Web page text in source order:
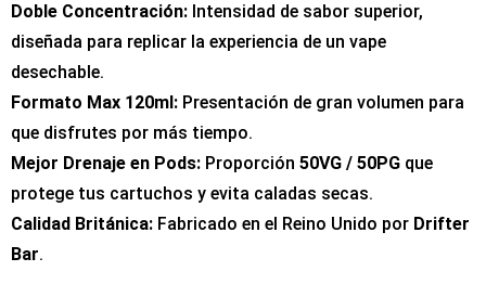
Doble Concentración: Intensidad de sabor superior,
diseñada para replicar la experiencia de un vape
desechable.
Formato Max 120ml: Presentación de gran volumen para
que disfrutes por más tiempo.
Mejor Drenaje en Pods: Proporción 50VG / 50PG que
protege tus cartuchos y evita caladas secas.
Calidad Británica: Fabricado en el Reino Unido por Drifter
Bar.